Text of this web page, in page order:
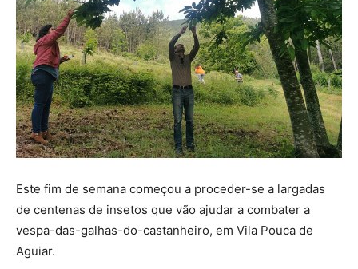
Este fim de semana começou a proceder-se a largadas
de centenas de insetos que vão ajudar a combater a
vespa-das-galhas-do-castanheiro, em Vila Pouca de
Aguiar.